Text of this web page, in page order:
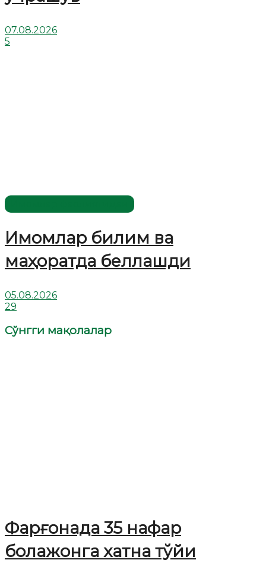
07.08.2026
5
Имомлар билим ва
маҳоратда беллашди
05.08.2026
29
Сўнгги мақолалар
Фарғонада 35 нафар
болажонга хатна тўйи